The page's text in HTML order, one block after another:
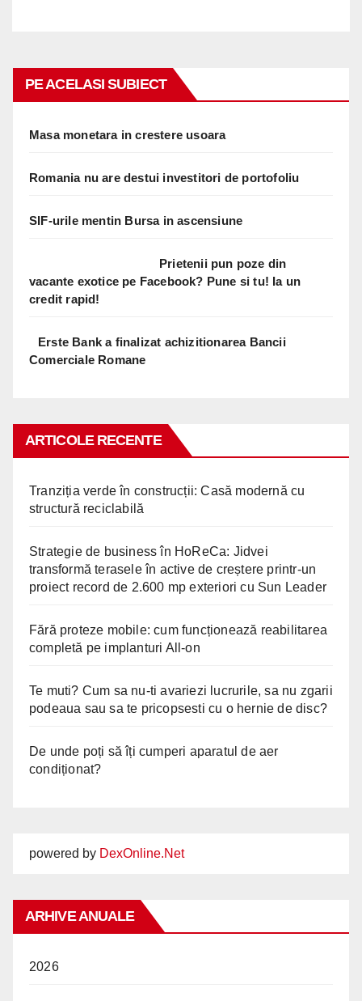
PE ACELASI SUBIECT
Masa monetara in crestere usoara
Romania nu are destui investitori de portofoliu
SIF-urile mentin Bursa in ascensiune
Prietenii pun poze din
vacante exotice pe Facebook? Pune si tu! Ia un
credit rapid!
Erste Bank a finalizat achizitionarea Bancii
Comerciale Romane
ARTICOLE RECENTE
Tranziția verde în construcții: Casă modernă cu
structură reciclabilă
Strategie de business în HoReCa: Jidvei
transformă terasele în active de creștere printr-un
proiect record de 2.600 mp exteriori cu Sun Leader
Fără proteze mobile: cum funcționează reabilitarea
completă pe implanturi All-on
Te muti? Cum sa nu-ti avariezi lucrurile, sa nu zgarii
podeaua sau sa te pricopsesti cu o hernie de disc?
De unde poți să îți cumperi aparatul de aer
condiționat?
powered by DexOnline.Net
ARHIVE ANUALE
2026